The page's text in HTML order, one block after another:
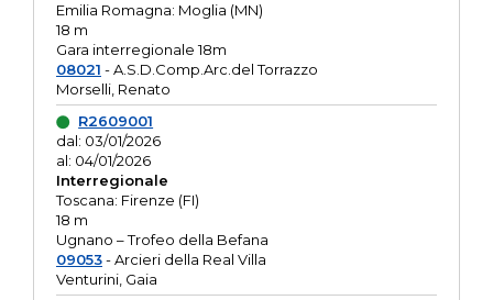
Emilia Romagna: Moglia (MN)
18 m
Gara interregionale 18m
08021 - A.S.D.Comp.Arc.del Torrazzo
Morselli, Renato
R2609001
dal: 03/01/2026
al: 04/01/2026
Interregionale
Toscana: Firenze (FI)
18 m
Ugnano – Trofeo della Befana
09053- Arcieri della Real Villa
Venturini, Gaia